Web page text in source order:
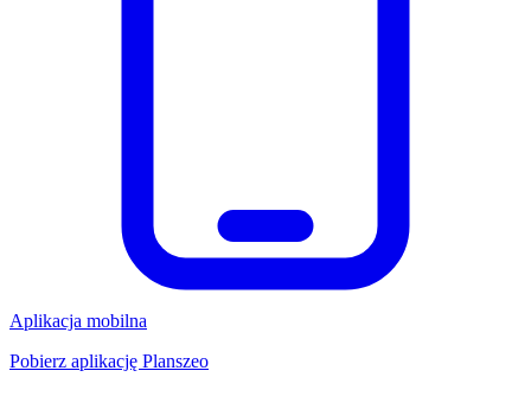
Aplikacja mobilna
Pobierz aplikację Planszeo